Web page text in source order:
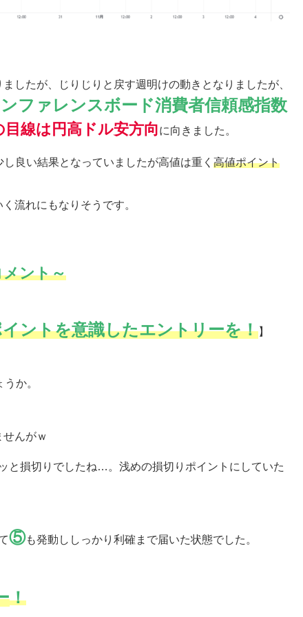
したが、じりじりと戻す週明けの動きとなりましたが、
ファレンスボード消費者信頼感指数
目線は円高ドル安方向に向きました。
良い結果となっていましたが高値は重く 高値ポイント
流れにもなりそうです。
ント～
ントを意識したエントリーを！】
か。
んがｗ
と損切りでしたね…。浅めの損切りポイントにしていた
⑤も発動ししっかり利確まで届いた状態でした。
！